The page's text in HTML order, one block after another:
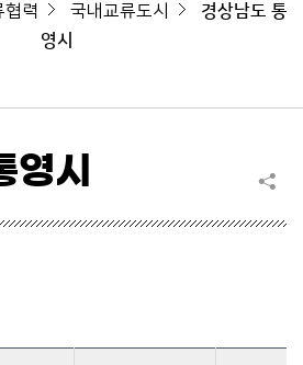
협력 국내교류도시
경상남도 통
영시
영시